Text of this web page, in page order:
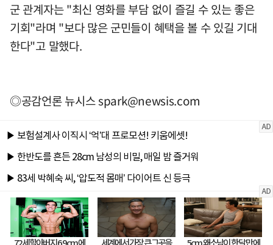
군 관계자는 "최신 영화를 부담 없이 즐길 수 있는 좋은
기회"라며 "보다 많은 군민들이 혜택을 볼 수 있길 기대
한다"고 말했다.
◎공감언론 뉴시스spark@newsis.com